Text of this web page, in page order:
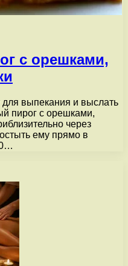
с орешками,
выпекания и выслать
пирог с орешками,
через
ему прямо в